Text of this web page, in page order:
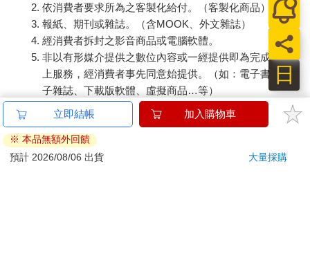
依消費者要求所為之客製化給付。（客製化商品）
報紙、期刊或雜誌。（含MOOK、外文雜誌）
經消費者拆封之影音商品或電腦軟體。
非以有形媒介提供之數位內容或一經提供即為完成之線
上服務，經消費者事先同意始提供。（如：電子書、電
子雜誌、下載版軟體、虛擬商品…等）
已拆封之個人衛生用品。（如：內衣褲、刮鬍刀、除毛
刀…等）
若非上列種類商品，均享有到貨7天的猶豫期（含例假
日）。
立即結帳 加入購物車
※ 本品無額外回饋
預計 2026/08/06 出貨
大量採購
日
員